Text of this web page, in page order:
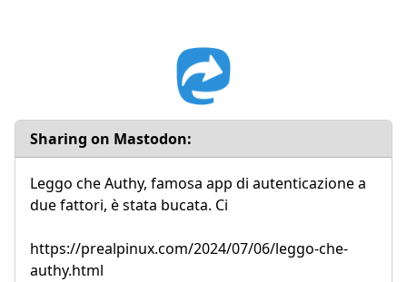
Sharing on Mastodon:
Leggo che Authy, famosa app di autenticazione a
due fattori, è stata bucata. Ci
https://prealpinux.com/2024/07/06/leggo-che-
authy.html